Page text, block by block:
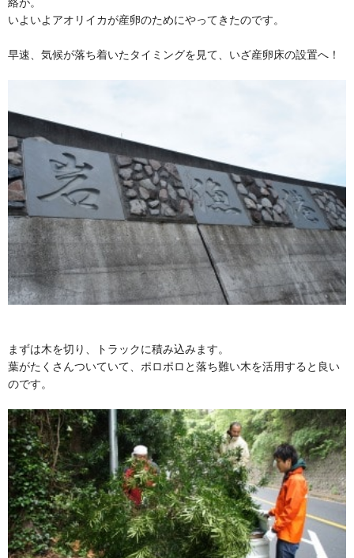
いよいよアオリイカが産卵のためにやってきたのです。
早速、気候が落ち着いたタイミングを見て、いざ産卵床の設置へ！
まずは木を切り、トラックに積み込みます。
葉がたくさんついていて、ポロポロと落ち難い木を活用すると良い
のです。